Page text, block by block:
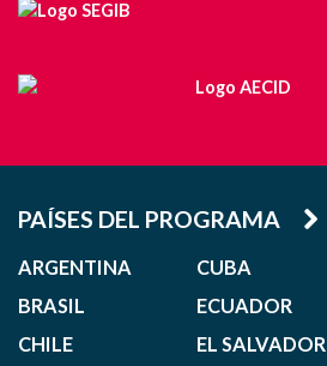
PAÍSES DEL PROGRAMA
ARGENTINA
BRASIL
CHILE
CUBA
ECUADOR
EL SALVADOR